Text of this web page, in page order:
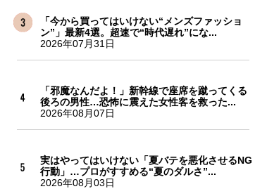
「今から買ってはいけない“メンズファッショ
ン”」最新4選。超速で“時代遅れ”にな...
2026年07月31日
「邪魔なんだよ！」新幹線で座席を蹴ってくる
後ろの男性…恐怖に震えた女性客を救った...
2026年08月07日
実はやってはいけない「夏バテを悪化させるNG
行動」…プロがすすめる“夏のダルさ”...
2026年08月03日